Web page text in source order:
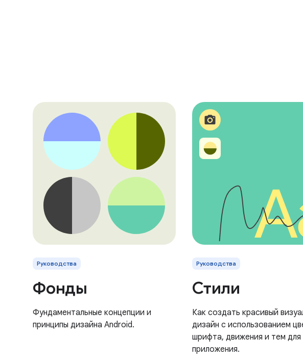
Руководства
Фонды
Фундаментальные концепции и
принципы дизайна Android.
Руководства
Стили
Как создать красивый
дизайн с использованием
шрифта, движения и тем для
приложения.